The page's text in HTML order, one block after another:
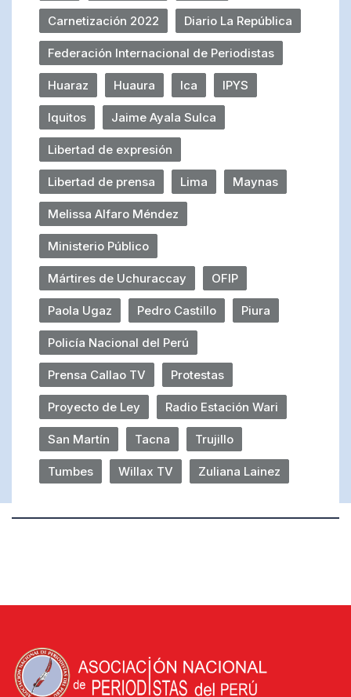
Carnetización 2022 Diario La República
Federación Internacional de Periodistas
Huaraz Huaura Ica IPYS
Iquitos Jaime Ayala Sulca
Libertad de expresión
Libertad de prensa Lima Maynas
Melissa Alfaro Méndez
Ministerio Público
Mártires de Uchuraccay OFIP
Paola Ugaz Pedro Castillo Piura
Policía Nacional del Perú
Prensa Callao TV Protestas
Proyecto de Ley Radio Estación Wari
San Martín Tacna Trujillo
Tumbes Willax TV Zuliana Lainez